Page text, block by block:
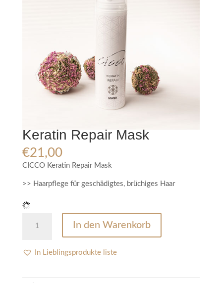
Keratin Repair Mask
€21,00
CICCO Keratin Repair Mask
>> Haarpflege für geschädigtes, brüchiges Haar
Repair
Menge
In den Warenkorb
In Lieblingsprodukte liste